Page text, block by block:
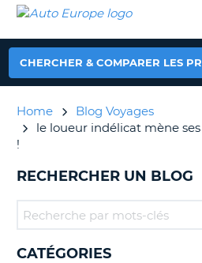
LOCATION
VOITURE
CAMPING-
CAR
AUTO
EUROPE
LOCATION
VOITURE
CAR
PARTENAIRES
SUPPORT
MA
CHERCHER & COMPARER LES
Home
Blog Voyages
le loueur indélicat mène
!
RECHERCHER UN BLOG
CATÉGORIES